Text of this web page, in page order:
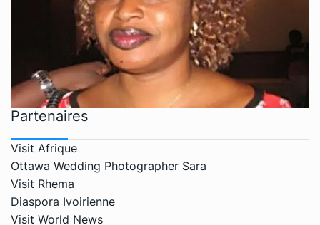
Partenaires
Visit Afrique
Ottawa Wedding Photographer Sara
Visit Rhema
Diaspora Ivoirienne
Visit World News